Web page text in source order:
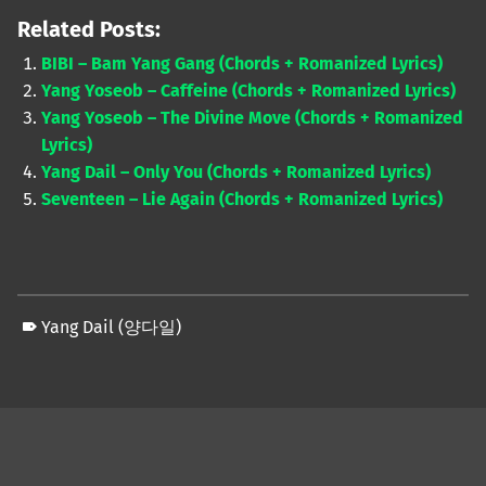
Related Posts:
BIBI – Bam Yang Gang (Chords + Romanized Lyrics)
Yang Yoseob – Caffeine (Chords + Romanized Lyrics)
Yang Yoseob – The Divine Move (Chords + Romanized
Lyrics)
Yang Dail – Only You (Chords + Romanized Lyrics)
Seventeen – Lie Again (Chords + Romanized Lyrics)
Yang Dail (양다일)